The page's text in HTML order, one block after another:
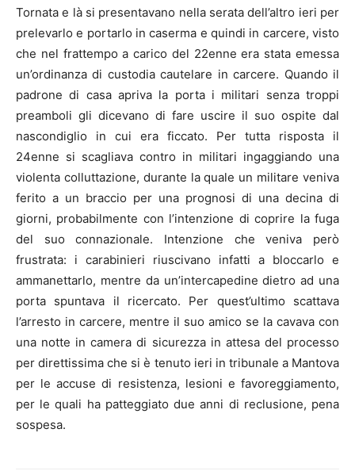
Tornata e là si presentavano nella serata dell’altro ieri per
prelevarlo e portarlo in caserma e quindi in carcere, visto
che nel frattempo a carico del 22enne era stata emessa
un’ordinanza di custodia cautelare in carcere. Quando il
padrone di casa apriva la porta i militari senza troppi
preamboli gli dicevano di fare uscire il suo ospite dal
nascondiglio in cui era ficcato. Per tutta risposta il
24enne si scagliava contro in militari ingaggiando una
violenta colluttazione, durante la quale un militare veniva
ferito a un braccio per una prognosi di una decina di
giorni, probabilmente con l’intenzione di coprire la fuga
del suo connazionale. Intenzione che veniva però
frustrata: i carabinieri riuscivano infatti a bloccarlo e
ammanettarlo, mentre da un’intercapedine dietro ad una
porta spuntava il ricercato. Per quest’ultimo scattava
l’arresto in carcere, mentre il suo amico se la cavava con
una notte in camera di sicurezza in attesa del processo
per direttissima che si è tenuto ieri in tribunale a Mantova
per le accuse di resistenza, lesioni e favoreggiamento,
per le quali ha patteggiato due anni di reclusione, pena
sospesa.